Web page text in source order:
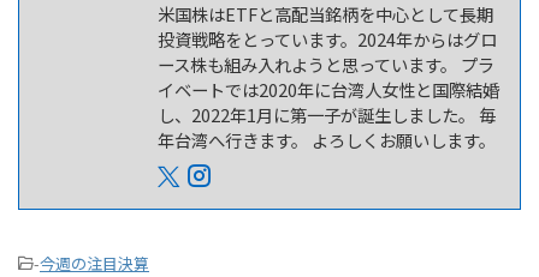
米国株はETFと高配当銘柄を中心として長期
投資戦略をとっています。2024年からはグロ
ース株も組み入れようと思っています。 プラ
イベートでは2020年に台湾人女性と国際結婚
し、2022年1月に第一子が誕生しました。 毎
年台湾へ行きます。 よろしくお願いします。
-今週の注目決算